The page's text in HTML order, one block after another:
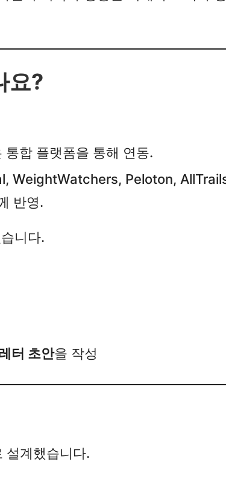
요?
통합 플랫폼을 통해 연동.​
WeightWatchers, Peloton,
반영.​
니다.​
터 초안을 작성
설계했습니다.​